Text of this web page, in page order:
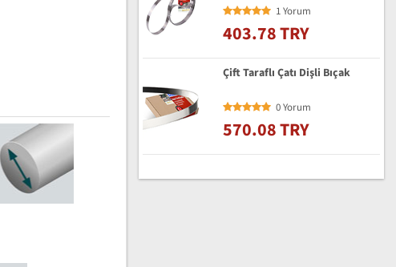
1 Yorum
403.78 TRY
Çift Taraflı Çatı Dişli Bıçak
0 Yorum
570.08 TRY